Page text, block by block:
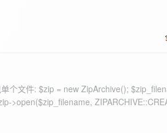
个文件: $zip = new ZipArchive();